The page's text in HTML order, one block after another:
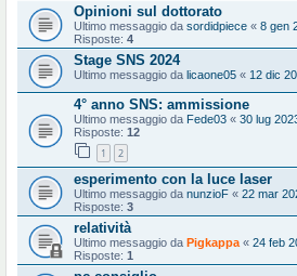
Opinioni sul dottorato
Ultimo messaggio da sordidpiece « 8 gen
Risposte: 4
Stage SNS 2024
Ultimo messaggio da licaone05 « 12 dic
4° anno SNS: ammissione
Ultimo messaggio da Fede03 « 30 lug
Risposte: 12
1 2
esperimento con la luce laser
Ultimo messaggio da nunzioF « 22 mar
Risposte: 3
relatività
Ultimo messaggio da Pigkappa « 24 feb
Risposte: 1